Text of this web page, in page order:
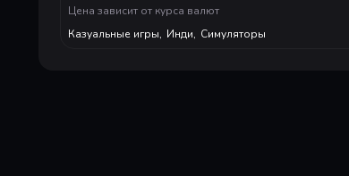
Цена зависит от курса валют
Казуальные игры, Инди, Симуляторы